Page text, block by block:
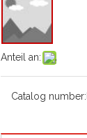
Anteil an:
Catalog number: